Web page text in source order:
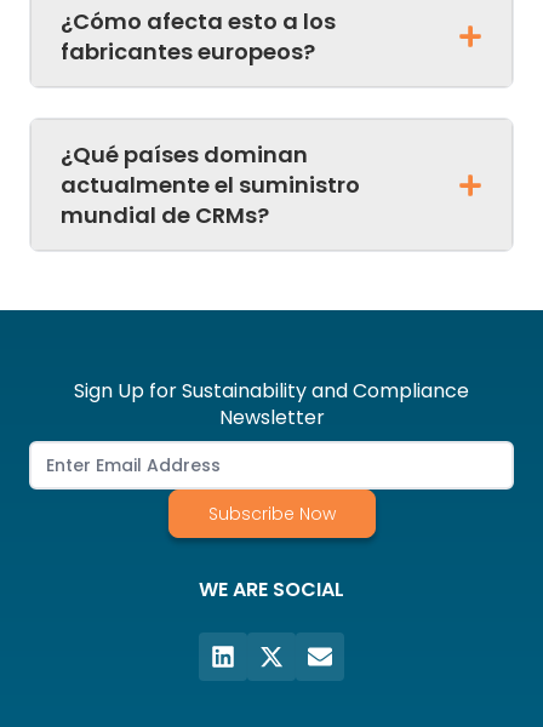
¿Cómo afecta esto a los
fabricantes europeos?
¿Qué países dominan
actualmente el suministro
mundial de CRMs?
Sign Up for Sustainability and Compliance
Newsletter
Subscribe Now
WE ARE SOCIAL